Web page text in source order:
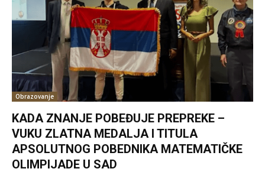
Obrazovanje
KADA ZNANJE POBEĐUJE PREPREKE –
VUKU ZLATNA MEDALJA I TITULA
APSOLUTNOG POBEDNIKA MATEMATIČKE
OLIMPIJADE U SAD